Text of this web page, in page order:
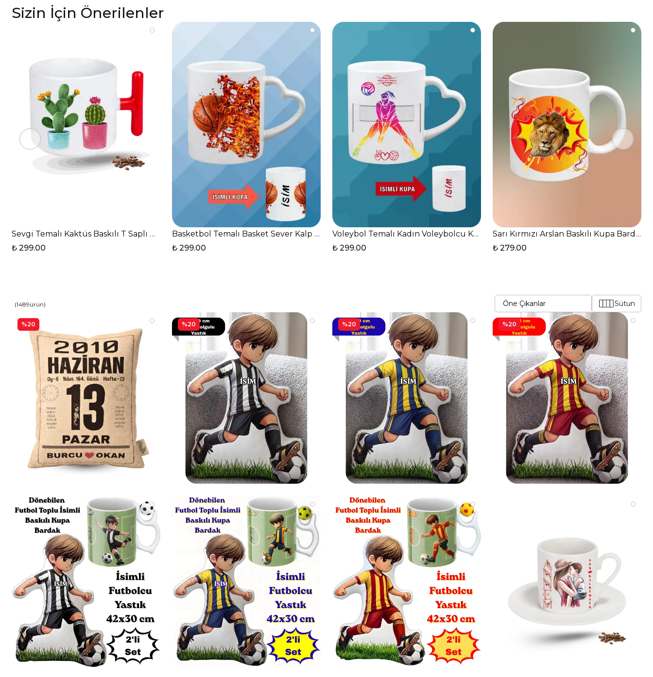
Sizin İçin Önerilenler
Sevgi Temalı Kaktüs Baskılı T Saplı Porselen Kupa Bardak
₺ 299.00
Basketbol Temalı Basket Sever Kalp Kulplu Kupa Bardak Çay Kahve Fincanı-2
₺ 299.00
Voleybol Temalı Kadın Voleybolcu Kalpli Kulp Kupa Bardak Çay Kahve Fincanı-3
₺ 299.00
Sarı Kırmızı Arslan Baskılı Kupa Bardak
₺ 279.00
(1489ürün) Sütun
%20 %20 %20 %20